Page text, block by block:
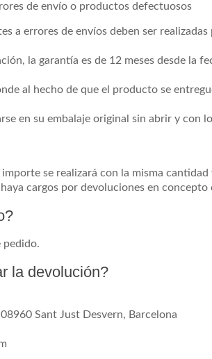
de envío o productos defectuosos
a errores de envíos deben ser
la garantía es de 12 meses desde la
al hecho de que el producto se
en su embalaje original sin abrir y con
se realizará con la misma
haya cargos por devoluciones en
pedido.
la devolución?
Sant Just Desvern, Barcelona